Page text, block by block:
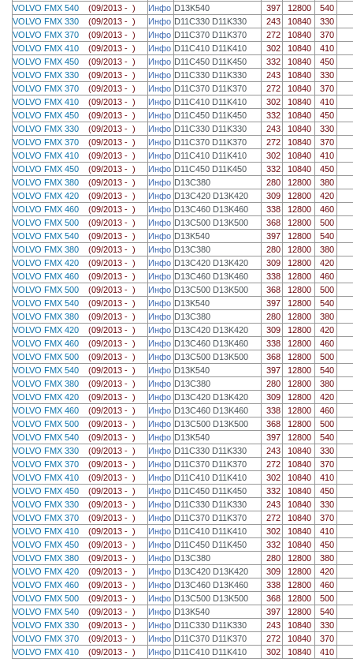
VOLVO FMX 540 (09/2013 - ) Инфо D13K540 397 12800
540
VOLVO FMX 330 (09/2013 - ) Инфо D11C330 D11K330 243 10840
330
VOLVO FMX 370 (09/2013 - ) Инфо D11C370 D11K370 272 10840
370
VOLVO FMX 410 (09/2013 - ) Инфо D11C410 D11K410 302 10840
410
VOLVO FMX 450 (09/2013 - ) Инфо D11C450 D11K450 332 10840
450
VOLVO FMX 330 (09/2013 - ) Инфо D11C330 D11K330 243 10840
330
VOLVO FMX 370 (09/2013 - ) Инфо D11C370 D11K370 272 10840
370
VOLVO FMX 410 (09/2013 - ) Инфо D11C410 D11K410 302 10840
410
VOLVO FMX 450 (09/2013 - ) Инфо D11C450 D11K450 332 10840
450
VOLVO FMX 330 (09/2013 - ) Инфо D11C330 D11K330 243 10840
330
VOLVO FMX 370 (09/2013 - ) Инфо D11C370 D11K370 272 10840
370
VOLVO FMX 410 (09/2013 - ) Инфо D11C410 D11K410 302 10840
410
VOLVO FMX 450 (09/2013 - ) Инфо D11C450 D11K450 332 10840
450
VOLVO FMX 380 (09/2013 - ) Инфо D13C380 280 12800
380
VOLVO FMX 420 (09/2013 - ) Инфо D13C420 D13K420 309 12800
420
VOLVO FMX 460 (09/2013 - ) Инфо D13C460 D13K460 338 12800
460
VOLVO FMX 500 (09/2013 - ) Инфо D13C500 D13K500 368 12800
500
VOLVO FMX 540 (09/2013 - ) Инфо D13K540 397 12800
540
VOLVO FMX 380 (09/2013 - ) Инфо D13C380 280 12800
380
VOLVO FMX 420 (09/2013 - ) Инфо D13C420 D13K420 309 12800
420
VOLVO FMX 460 (09/2013 - ) Инфо D13C460 D13K460 338 12800
460
VOLVO FMX 500 (09/2013 - ) Инфо D13C500 D13K500 368 12800
500
VOLVO FMX 540 (09/2013 - ) Инфо D13K540 397 12800
540
VOLVO FMX 380 (09/2013 - ) Инфо D13C380 280 12800
380
VOLVO FMX 420 (09/2013 - ) Инфо D13C420 D13K420 309 12800
420
VOLVO FMX 460 (09/2013 - ) Инфо D13C460 D13K460 338 12800
460
VOLVO FMX 500 (09/2013 - ) Инфо D13C500 D13K500 368 12800
500
VOLVO FMX 540 (09/2013 - ) Инфо D13K540 397 12800
540
VOLVO FMX 380 (09/2013 - ) Инфо D13C380 280 12800
380
VOLVO FMX 420 (09/2013 - ) Инфо D13C420 D13K420 309 12800
420
VOLVO FMX 460 (09/2013 - ) Инфо D13C460 D13K460 338 12800
460
VOLVO FMX 500 (09/2013 - ) Инфо D13C500 D13K500 368 12800
500
VOLVO FMX 540 (09/2013 - ) Инфо D13K540 397 12800
540
VOLVO FMX 330 (09/2013 - ) Инфо D11C330 D11K330 243 10840
330
VOLVO FMX 370 (09/2013 - ) Инфо D11C370 D11K370 272 10840
370
VOLVO FMX 410 (09/2013 - ) Инфо D11C410 D11K410 302 10840
410
VOLVO FMX 450 (09/2013 - ) Инфо D11C450 D11K450 332 10840
450
VOLVO FMX 330 (09/2013 - ) Инфо D11C330 D11K330 243 10840
330
VOLVO FMX 370 (09/2013 - ) Инфо D11C370 D11K370 272 10840
370
VOLVO FMX 410 (09/2013 - ) Инфо D11C410 D11K410 302 10840
410
VOLVO FMX 450 (09/2013 - ) Инфо D11C450 D11K450 332 10840
450
VOLVO FMX 380 (09/2013 - ) Инфо D13C380 280 12800
380
VOLVO FMX 420 (09/2013 - ) Инфо D13C420 D13K420 309 12800
420
VOLVO FMX 460 (09/2013 - ) Инфо D13C460 D13K460 338 12800
460
VOLVO FMX 500 (09/2013 - ) Инфо D13C500 D13K500 368 12800
500
VOLVO FMX 540 (09/2013 - ) Инфо D13K540 397 12800
540
VOLVO FMX 330 (09/2013 - ) Инфо D11C330 D11K330 243 10840
330
VOLVO FMX 370 (09/2013 - ) Инфо D11C370 D11K370 272 10840
370
VOLVO FMX 410 (09/2013 - ) Инфо D11C410 D11K410 302 10840
410